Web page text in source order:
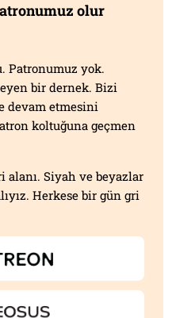
olur
Patronumuz yok.
bir dernek. Bizi
devam etmesini
koltuğuna geçmen
alanı. Siyah ve beyazlar
Herkese bir gün gri